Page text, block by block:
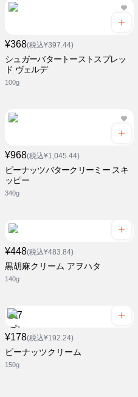
¥368(税込¥397.44)
シュガーバタートーストスプレッ
ド ヴェルデ
100g
¥968(税込¥1,045.44)
ピーナッツバタークリーミー スキ
ッピー
340g
¥448(税込¥483.84)
黒胡麻クリーム アヲハタ
140g
¥178(税込¥192.24)
ピーナッツクリーム
150g